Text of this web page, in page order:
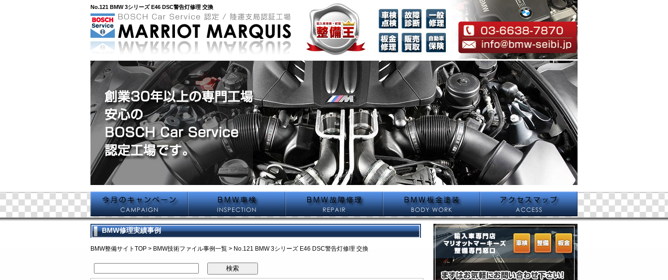
No.121 BMW 3シリーズ E46 DSC警告灯修理 交換
車検早期予約キャンペーン
BMW車検
車検点検項目
BMW車検費用一覧
BMWモデル年表
通し車検のリスク
法定24ヶ月点検とは
マーキーズが考えるBMW車検
BMW車検の流れ
車検時によくあるご質問
整備スタッフブログ
車検に関するお問い合わせ BMW修理概要
BMW修理費用
修理事例技術ファイル 板金塗装修理事例
事故修理保険
板金修理メールフォーム 千葉からお越しのお客様へ
横浜からお越しのお客様へ
埼玉からお越しのお客様へ
BMW修理実績事例
BMW整備サイトTOP > BMW技術ファイル事例一覧 > No.121 BMW 3シリーズ E46 DSC警告灯修理 交換
検索